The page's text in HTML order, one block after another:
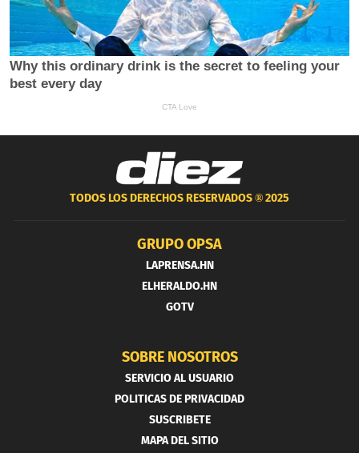
TODOS LOS DERECHOS RESERVADOS ®2025
GRUPO OPSA
LAPRENSA.HN
ELHERALDO.HN
GOTV
SOBRE NOSOTROS
SERVICIO AL USUARIO
POLITICAS DE PRIVACIDAD
SUSCRIBETE
MAPA DEL SITIO